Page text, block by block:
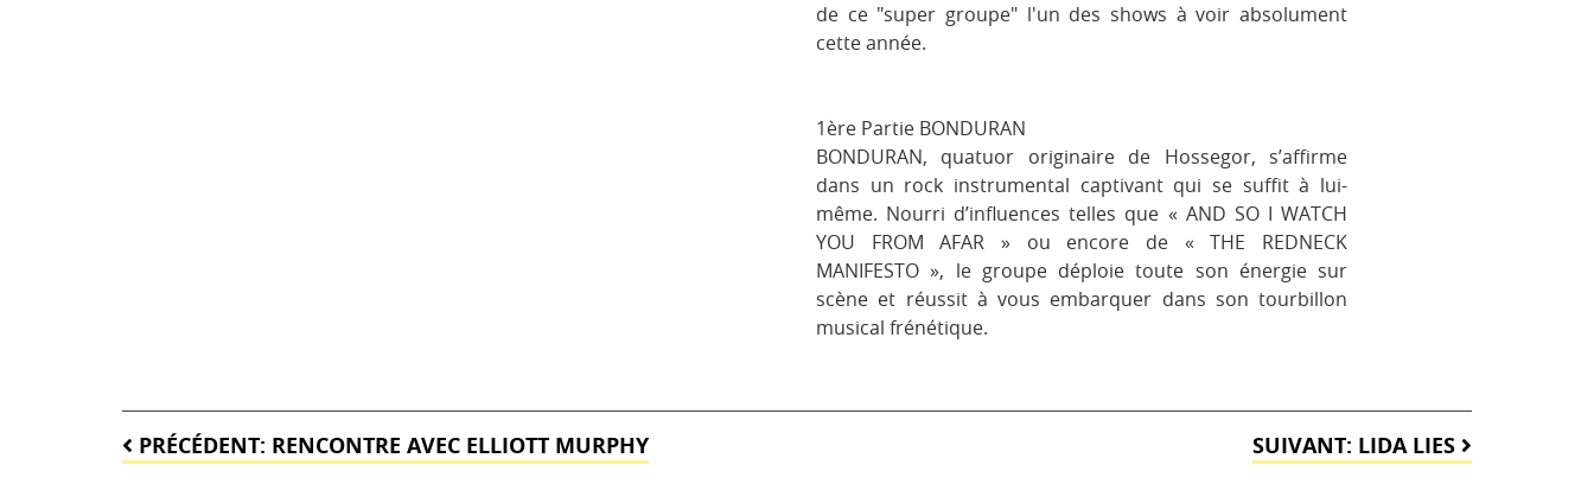
de ce "super groupe" l'un des shows à voir absolument
cette année.
1ère Partie BONDURAN
BONDURAN, quatuor originaire de Hossegor, s’affirme
dans un rock instrumental captivant qui se suffit à lui-
même. Nourri d’influences telles que « AND SO I WATCH
YOU FROM AFAR » ou encore de « THE REDNECK
MANIFESTO », le groupe déploie toute son énergie sur
scène et réussit à vous embarquer dans son tourbillon
musical frénétique.
Navigation
de
PRÉCÉDENT: RENCONTRE AVEC ELLIOTT MURPHY SUIVANT: LIDA LIES